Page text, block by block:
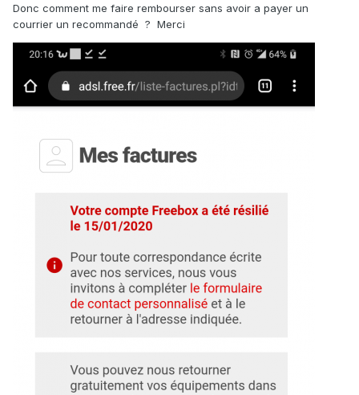
Donc comment me faire rembourser sans avoir a payer un
courrier un recommandé ? Merci